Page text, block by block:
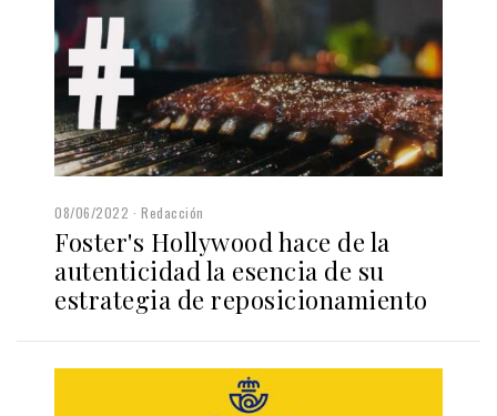
08/06/2022 Redacción
Foster's Hollywood hace de la
autenticidad la esencia de su
estrategia de reposicionamiento